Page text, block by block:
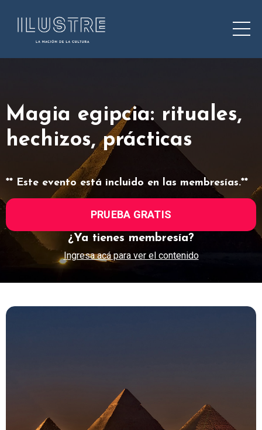
Magia egipcia: rituales,
hechizos, prácticas
** Este evento está incluido en las membresías.**
PRUEBA GRATIS
¿Ya tienes membresía?
Ingresa acá para ver el contenido